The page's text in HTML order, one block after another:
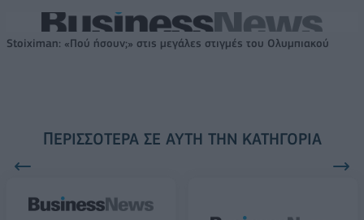
Stoiximan: «Πού ήσουν;» στις μεγάλες στιγμές του Ολυμπιακού
ΠΕΡΙΣΣΌΤΕΡΑ ΣΕ ΑΥΤΉ ΤΗΝ ΚΑΤΗΓΟΡΊΑ